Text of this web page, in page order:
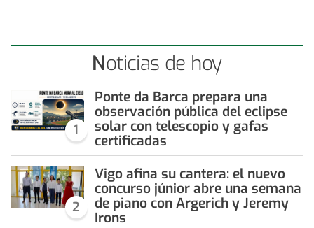
Noticias de hoy
1
Ponte da Barca prepara una
observación pública del eclipse
solar con telescopio y gafas
certificadas
2
Vigo afina su cantera: el nuevo
concurso júnior abre una semana
de piano con Argerich y Jeremy
Irons